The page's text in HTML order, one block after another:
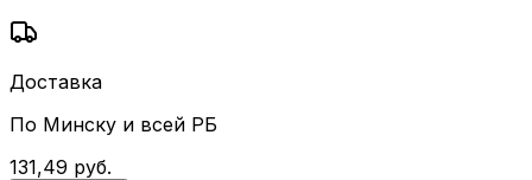
Доставка
По Минску и всей РБ
131,49 руб.